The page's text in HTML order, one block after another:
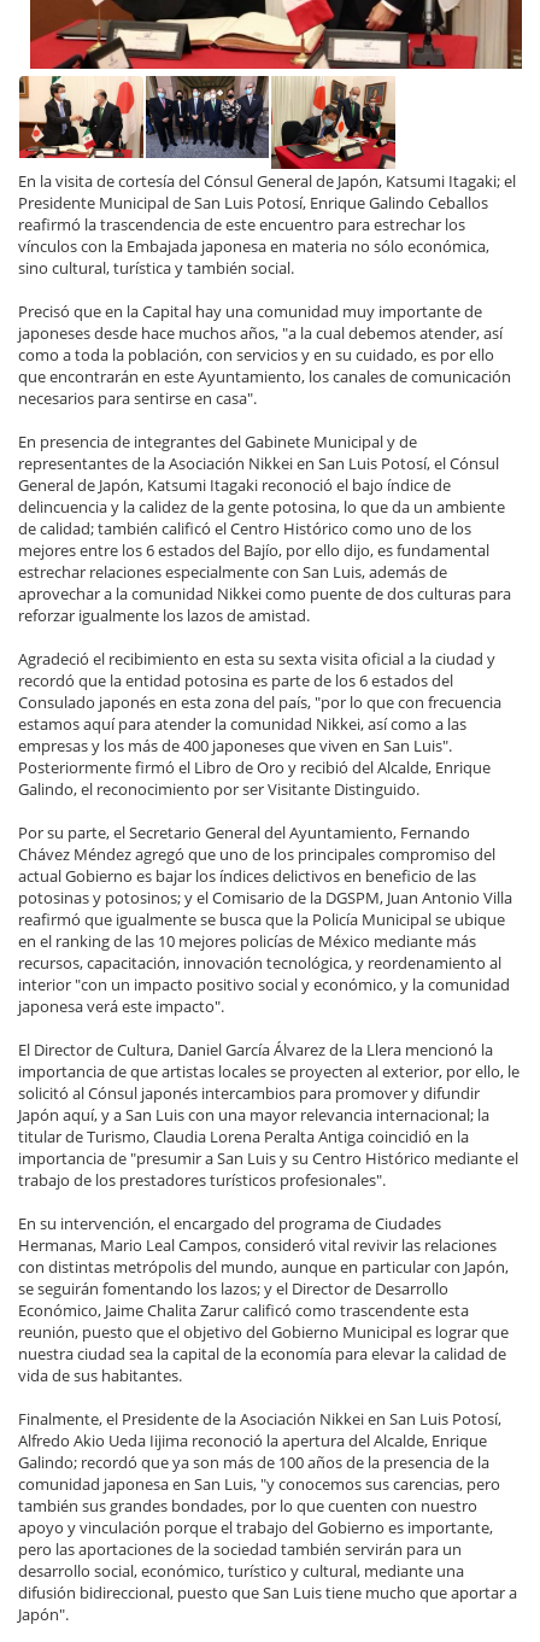
En la visita de cortesía del Cónsul General de Japón, Katsumi Itagaki; el
Presidente Municipal de San Luis Potosí, Enrique Galindo Ceballos
reafirmó la trascendencia de este encuentro para estrechar los
vínculos con la Embajada japonesa en materia no sólo económica,
sino cultural, turística y también social.
Precisó que en la Capital hay una comunidad muy importante de
japoneses desde hace muchos años, "a la cual debemos atender, así
como a toda la población, con servicios y en su cuidado, es por ello
que encontrarán en este Ayuntamiento, los canales de comunicación
necesarios para sentirse en casa".
En presencia de integrantes del Gabinete Municipal y de
representantes de la Asociación Nikkei en San Luis Potosí, el Cónsul
General de Japón, Katsumi Itagaki reconoció el bajo índice de
delincuencia y la calidez de la gente potosina, lo que da un ambiente
de calidad; también calificó el Centro Histórico como uno de los
mejores entre los 6 estados del Bajío, por ello dijo, es fundamental
estrechar relaciones especialmente con San Luis, además de
aprovechar a la comunidad Nikkei como puente de dos culturas para
reforzar igualmente los lazos de amistad.
Agradeció el recibimiento en esta su sexta visita oficial a la ciudad y
recordó que la entidad potosina es parte de los 6 estados del
Consulado japonés en esta zona del país, "por lo que con frecuencia
estamos aquí para atender la comunidad Nikkei, así como a las
empresas y los más de 400 japoneses que viven en San Luis".
Posteriormente firmó el Libro de Oro y recibió del Alcalde, Enrique
Galindo, el reconocimiento por ser Visitante Distinguido.
Por su parte, el Secretario General del Ayuntamiento, Fernando
Chávez Méndez agregó que uno de los principales compromiso del
actual Gobierno es bajar los índices delictivos en beneficio de las
potosinas y potosinos; y el Comisario de la DGSPM, Juan Antonio Villa
reafirmó que igualmente se busca que la Policía Municipal se ubique
en el ranking de las 10 mejores policías de México mediante más
recursos, capacitación, innovación tecnológica, y reordenamiento al
interior "con un impacto positivo social y económico, y la comunidad
japonesa verá este impacto".
El Director de Cultura, Daniel García Álvarez de la Llera mencionó la
importancia de que artistas locales se proyecten al exterior, por ello, le
solicitó al Cónsul japonés intercambios para promover y difundir
Japón aquí, y a San Luis con una mayor relevancia internacional; la
titular de Turismo, Claudia Lorena Peralta Antiga coincidió en la
importancia de "presumir a San Luis y su Centro Histórico mediante el
trabajo de los prestadores turísticos profesionales".
En su intervención, el encargado del programa de Ciudades
Hermanas, Mario Leal Campos, consideró vital revivir las relaciones
con distintas metrópolis del mundo, aunque en particular con Japón,
se seguirán fomentando los lazos; y el Director de Desarrollo
Económico, Jaime Chalita Zarur calificó como trascendente esta
reunión, puesto que el objetivo del Gobierno Municipal es lograr que
nuestra ciudad sea la capital de la economía para elevar la calidad de
vida de sus habitantes.
Finalmente, el Presidente de la Asociación Nikkei en San Luis Potosí,
Alfredo Akio Ueda Iijima reconoció la apertura del Alcalde, Enrique
Galindo; recordó que ya son más de 100 años de la presencia de la
comunidad japonesa en San Luis, "y conocemos sus carencias, pero
también sus grandes bondades, por lo que cuenten con nuestro
apoyo y vinculación porque el trabajo del Gobierno es importante,
pero las aportaciones de la sociedad también servirán para un
desarrollo social, económico, turístico y cultural, mediante una
difusión bidireccional, puesto que San Luis tiene mucho que aportar a
Japón".